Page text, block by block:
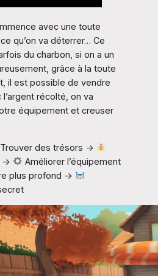
avec une toute
qu’on va déterrer… Ce
du charbon, si on a un
grâce à la toute
il est possible de vendre
récolté, on va
équipement et creuser
Trouver des trésors →
→
Améliorer l’équipement
plus profond →